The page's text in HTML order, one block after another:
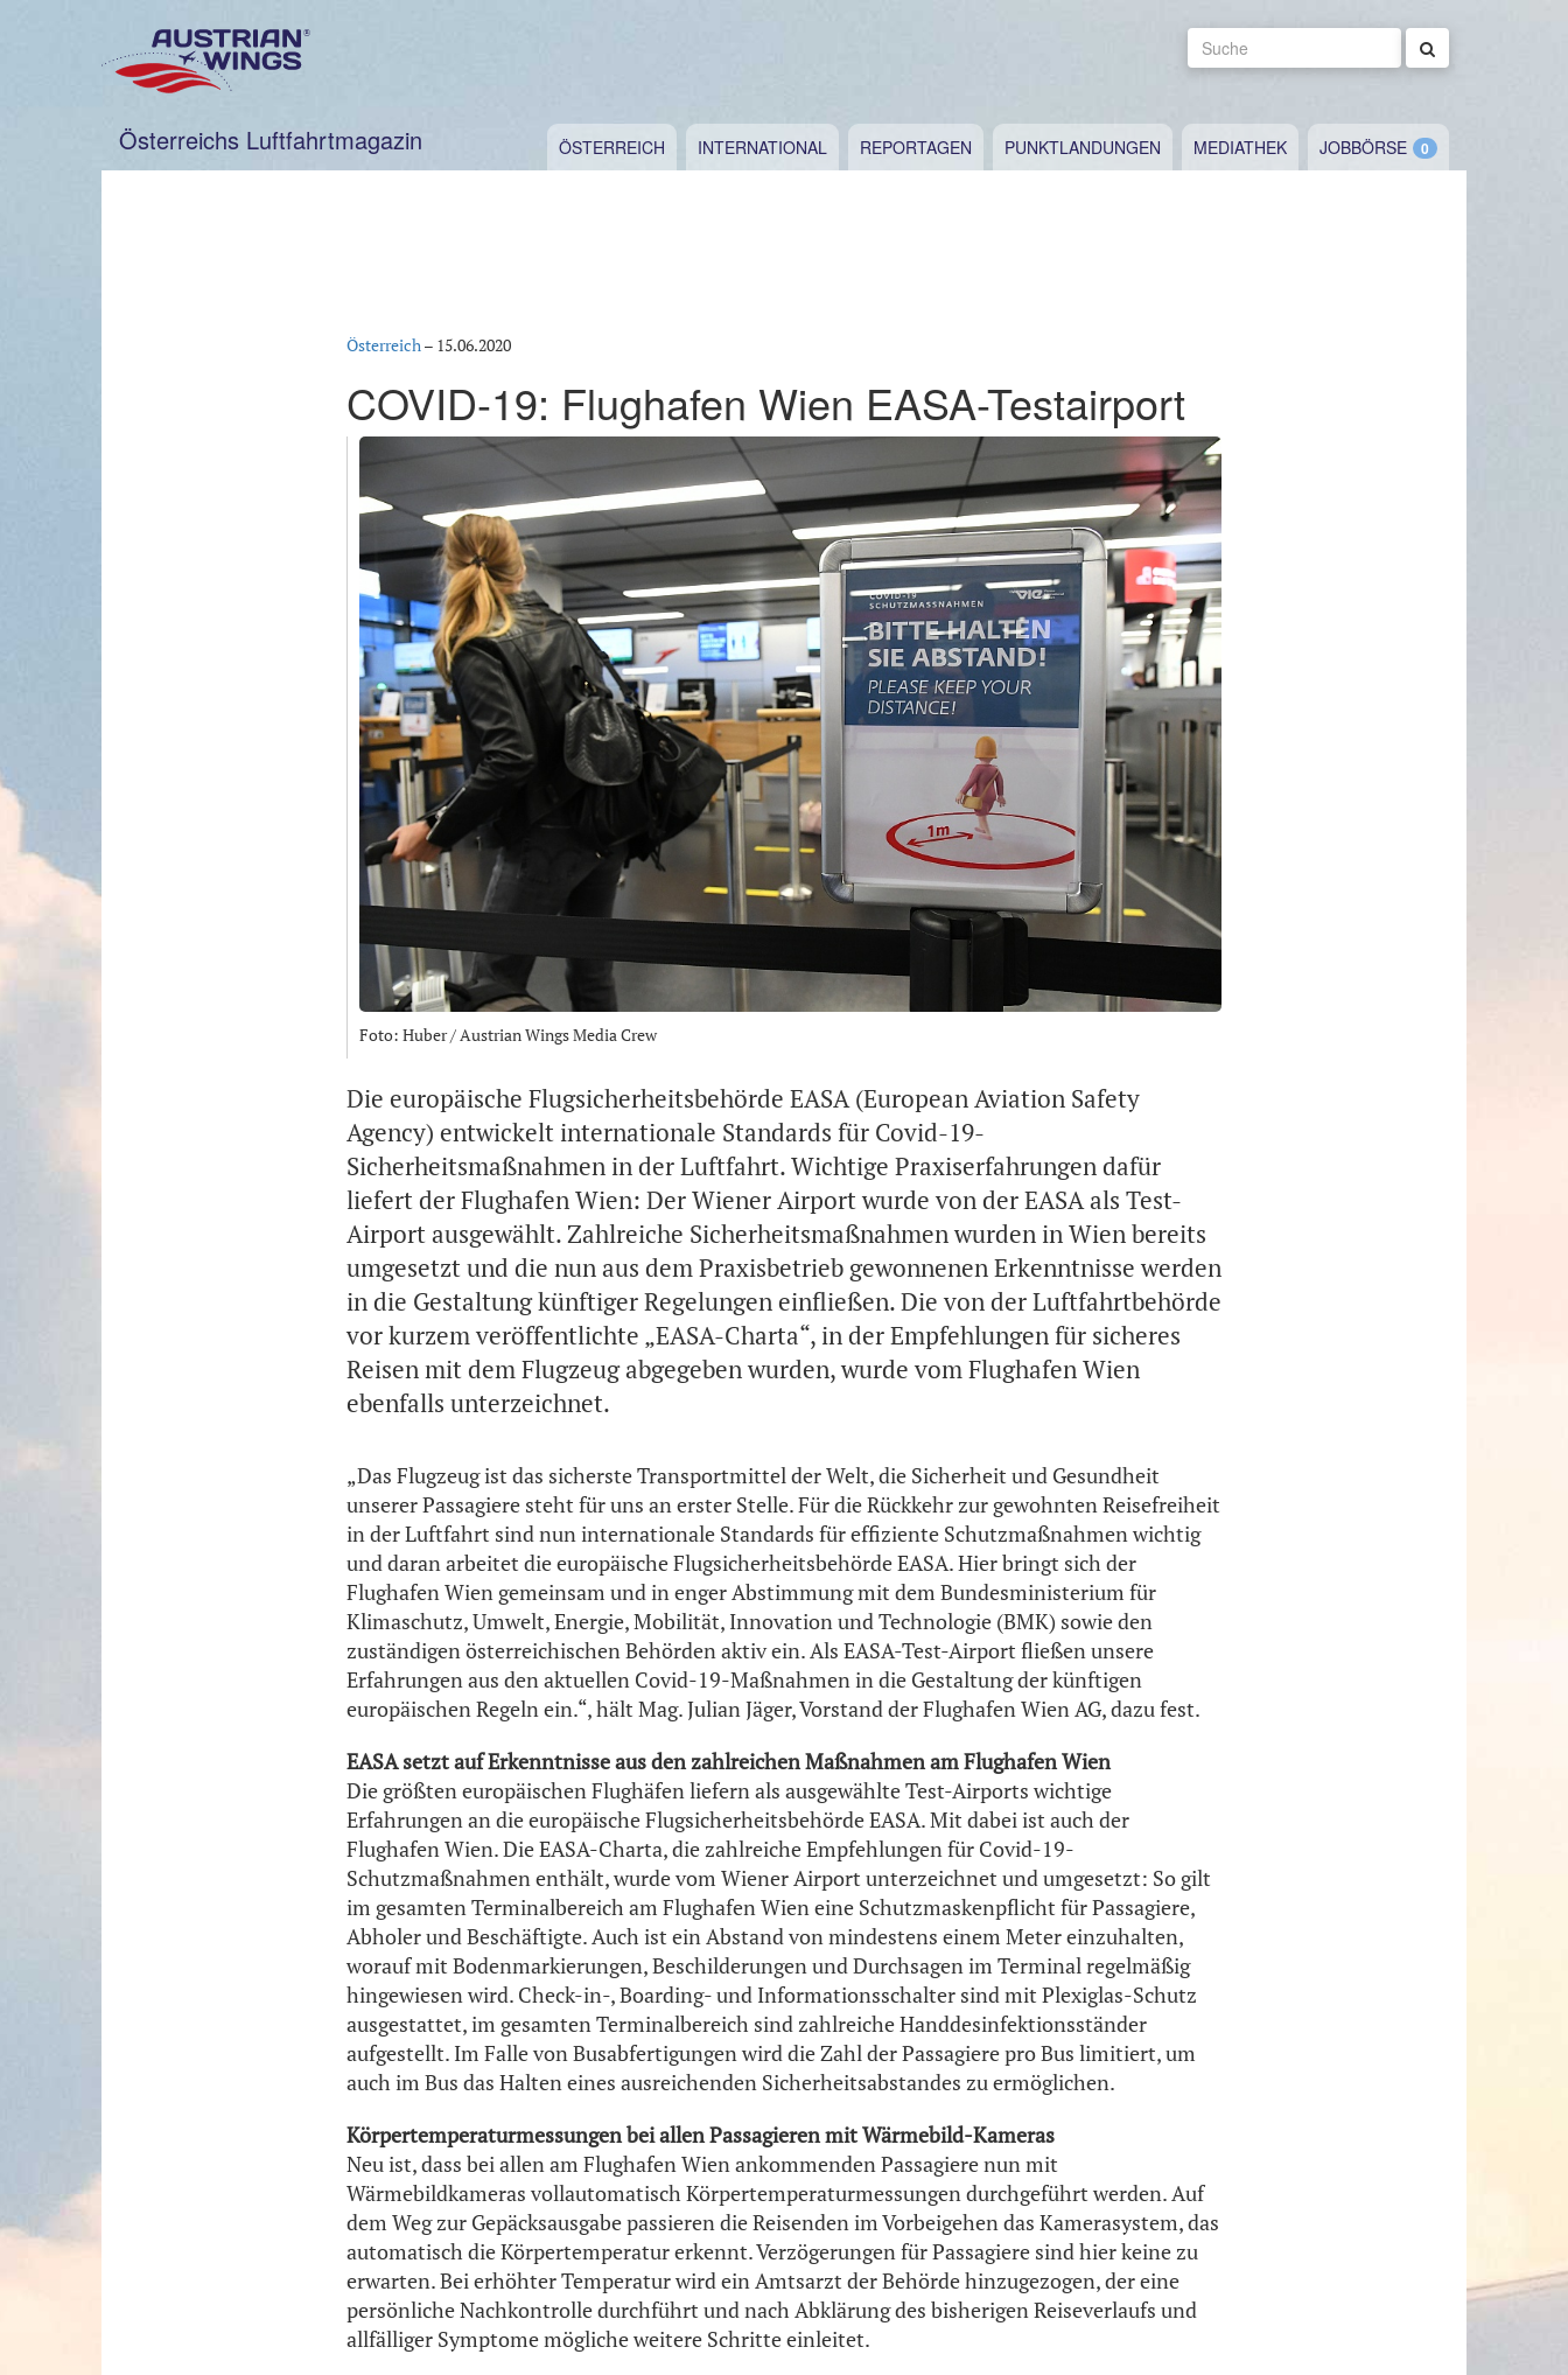
Suche
Österreichs Luftfahrtmagazin ÖSTERREICH INTERNATIONAL REPORTAGEN PUNKTLANDUNGEN MEDIATHEK JOBBÖRSE
Österreich– 15.06.2020
COVID-19: Flughafen Wien EASA-Testairport
Foto: Huber / Austrian Wings Media Crew
Die europäische Flugsicherheitsbehörde EASA (European Aviation Safety
Agency) entwickelt internationale Standards für Covid-19-
Sicherheitsmaßnahmen in der Luftfahrt. Wichtige Praxiserfahrungen dafür
liefert der Flughafen Wien: Der Wiener Airport wurde von der EASA als Test-
Airport ausgewählt. Zahlreiche Sicherheitsmaßnahmen wurden in Wien bereits
umgesetzt und die nun aus dem Praxisbetrieb gewonnenen Erkenntnisse werden
in die Gestaltung künftiger Regelungen einfließen. Die von der Luftfahrtbehörde
vor kurzem veröffentlichte „EASA-Charta“, in der Empfehlungen für sicheres
Reisen mit dem Flugzeug abgegeben wurden, wurde vom Flughafen Wien
ebenfalls unterzeichnet.
„Das Flugzeug ist das sicherste Transportmittel der Welt, die Sicherheit und Gesundheit
unserer Passagiere steht für uns an erster Stelle. Für die Rückkehr zur gewohnten Reisefreiheit
in der Luftfahrt sind nun internationale Standards für effiziente Schutzmaßnahmen wichtig
und daran arbeitet die europäische Flugsicherheitsbehörde EASA. Hier bringt sich der
Flughafen Wien gemeinsam und in enger Abstimmung mit dem Bundesministerium für
Klimaschutz, Umwelt, Energie, Mobilität, Innovation und Technologie (BMK) sowie den
zuständigen österreichischen Behörden aktiv ein. Als EASA-Test-Airport fließen unsere
Erfahrungen aus den aktuellen Covid-19-Maßnahmen in die Gestaltung der künftigen
europäischen Regeln ein.“, hält Mag. Julian Jäger, Vorstand der Flughafen Wien AG, dazu fest.
EASA setzt auf Erkenntnisse aus den zahlreichen Maßnahmen am Flughafen Wien
Die größten europäischen Flughäfen liefern als ausgewählte Test-Airports wichtige
Erfahrungen an die europäische Flugsicherheitsbehörde EASA. Mit dabei ist auch der
Flughafen Wien. Die EASA-Charta, die zahlreiche Empfehlungen für Covid-19-
Schutzmaßnahmen enthält, wurde vom Wiener Airport unterzeichnet und umgesetzt: So gilt
im gesamten Terminalbereich am Flughafen Wien eine Schutzmaskenpflicht für Passagiere,
Abholer und Beschäftigte. Auch ist ein Abstand von mindestens einem Meter einzuhalten,
worauf mit Bodenmarkierungen, Beschilderungen und Durchsagen im Terminal regelmäßig
hingewiesen wird. Check-in-, Boarding- und Informationsschalter sind mit Plexiglas-Schutz
ausgestattet, im gesamten Terminalbereich sind zahlreiche Handdesinfektionsständer
aufgestellt. Im Falle von Busabfertigungen wird die Zahl der Passagiere pro Bus limitiert, um
auch im Bus das Halten eines ausreichenden Sicherheitsabstandes zu ermöglichen.
Körpertemperaturmessungen bei allen Passagieren mit Wärmebild-Kameras
Neu ist, dass bei allen am Flughafen Wien ankommenden Passagiere nun mit
Wärmebildkameras vollautomatisch Körpertemperaturmessungen durchgeführt werden. Auf
dem Weg zur Gepäcksausgabe passieren die Reisenden im Vorbeigehen das Kamerasystem, das
automatisch die Körpertemperatur erkennt. Verzögerungen für Passagiere sind hier keine zu
erwarten. Bei erhöhter Temperatur wird ein Amtsarzt der Behörde hinzugezogen, der eine
persönliche Nachkontrolle durchführt und nach Abklärung des bisherigen Reiseverlaufs und
allfälliger Symptome mögliche weitere Schritte einleitet.